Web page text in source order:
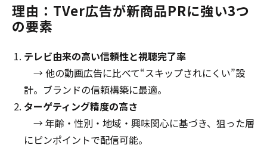
理由：TVer広告が新商品PRに強い3つ
の要素
テレビ由来の高い信頼性と視聴完了率
→ 他の動画広告に比べて“スキップされにくい”設
計。ブランドの信頼構築に最適。
ターゲティング精度の高さ
→ 年齢・性別・地域・興味関心に基づき、狙った層
にピンポイントで配信可能。